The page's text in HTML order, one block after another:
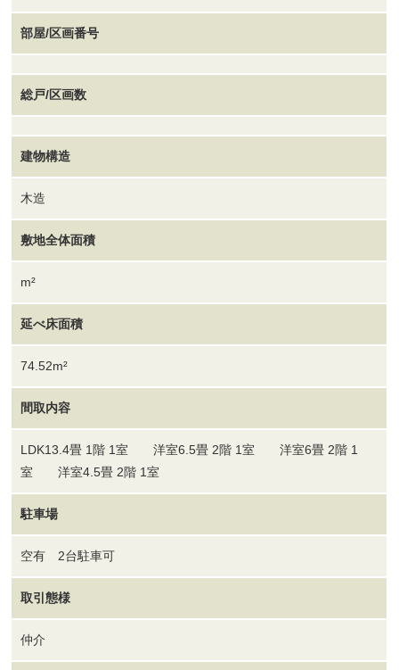
部屋/区画番号
総戸/区画数
建物構造
木造
敷地全体面積
m²
延べ床面積
74.52m²
間取内容
LDK13.4畳 1階 1室 洋室6.5畳 2階 1室 洋室6畳 2階 1
室 洋室4.5畳 2階 1室
駐車場
空有 2台駐車可
取引態様
仲介